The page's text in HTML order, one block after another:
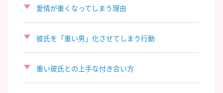
愛情が重くなってしまう理由
彼氏を「重い男」化させてしまう行動
重い彼氏との上手な付き合い方